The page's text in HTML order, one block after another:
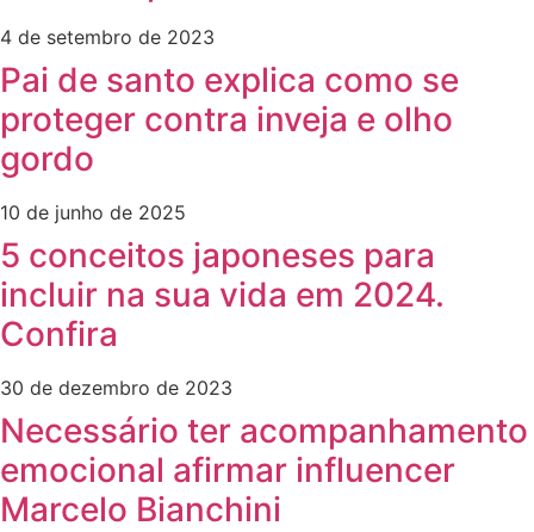
4 de setembro de 2023
Pai de santo explica como se
proteger contra inveja e olho
gordo
10 de junho de 2025
5 conceitos japoneses para
incluir na sua vida em 2024.
Confira
30 de dezembro de 2023
Necessário ter acompanhamento
emocional afirmar influencer
Marcelo Bianchini